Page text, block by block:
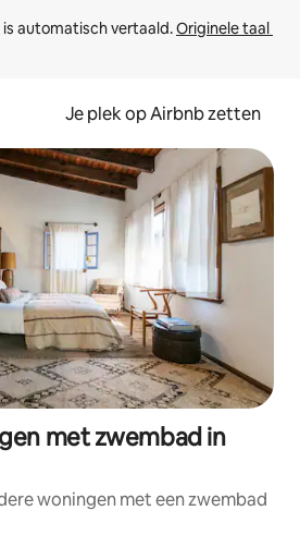
automatisch vertaald. Originele taal
Je plek op Airbnb zetten
met zwembad in
woningen met een zwembad